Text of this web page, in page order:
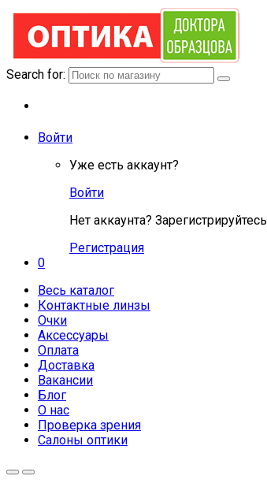
Search for:
Войти
Уже есть аккаунт?
Войти
Нет аккаунта?
Регистрация
0
Весь каталог
Контактные линзы
Очки
Аксессуары
Оплата
Доставка
Вакансии
Блог
О нас
Проверка зрения
Салоны оптики